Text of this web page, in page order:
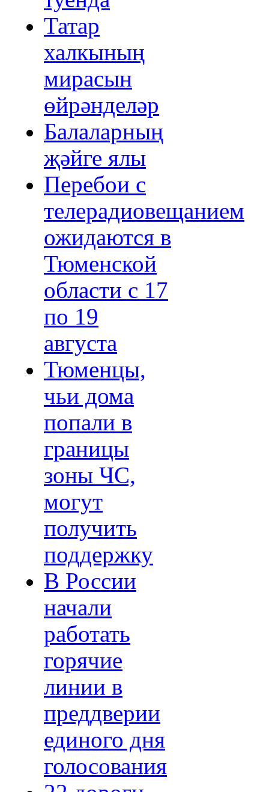
Татар
халкының
мирасын
өйрәнделәр
Балаларның
җәйге ялы
Перебои с
телерадиовещанием
ожидаются в
Тюменской
области с 17
по 19
августа
Тюменцы,
чьи дома
попали в
границы
зоны ЧС,
могут
получить
поддержку
В России
начали
работать
горячие
линии в
преддверии
единого дня
голосования